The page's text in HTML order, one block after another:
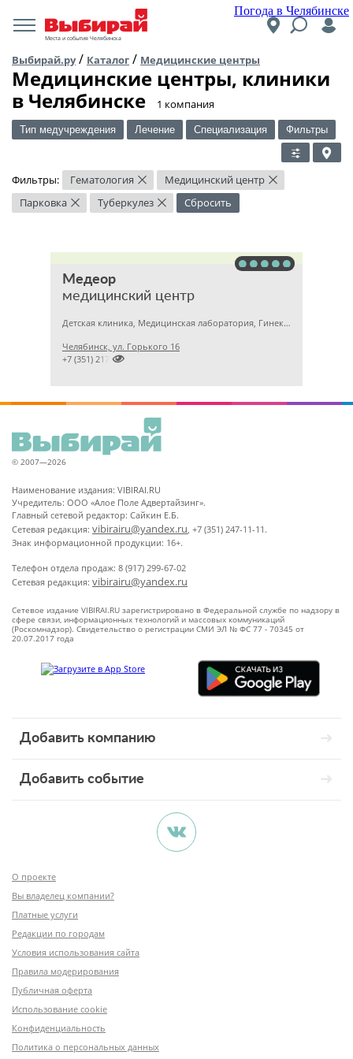
Погода в Челябинске
Места и события Челябинска
Выбирай.ру/ Каталог / Медицинские центры
Медицинские центры, клиники
в Челябинске
​1 компания
Тип медучреждения Лечение Специализация Фильтры
Фильтры: Гематология × Медицинский центр ×
Парковка × Туберкулез × Сбросить
Медеор
медицинский центр
Детская клиника, Медицинская лаборатория, Гинекология
Челябинск, ул. Горького 16

+7 (351) 2172376
© 2007—2026
Наименование издания: VIBIRAI.RU
Учредитель: ООО «Алое Поле Адвертайзинг».
Главный сетевой редактор: Сайкин Е.Б.
Сетевая редакция: vibirairu@yandex.ru, +7 (351) 247-11-11.
Знак информационной продукции: 16+.
Телефон отдела продаж: 8 (917) 299-67-02
Сетевая редакция: vibirairu@yandex.ru
Сетевое издание VIBIRAI.RU зарегистрировано в Федеральной службе по надзору в
сфере связи, информационных технологий и массовых коммуникаций
(Роскомнадзор). Свидетельство о регистрации СМИ ЭЛ № ФС 77 - 70345 от
20.07.2017 года
Добавить компанию
Добавить событие
О проекте
Вы владелец компании?
Платные услуги
Редакции по городам
Условия использования сайта
Правила модерирования
Публичная оферта
Использование cookie
Конфиденциальность
Политика о персональных данных